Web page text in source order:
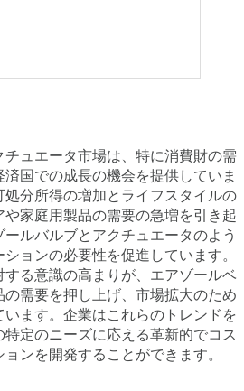
ュエータ市場は、特に消費財の需
国での成長の機会を提供していま
分所得の増加とライフスタイルの
家庭用製品の需要の急増を引き起
ルバルブとアクチュエータのよう
ョンの必要性を促進しています。
る意識の高まりが、エアゾールベ
需要を押し上げ、市場拡大のため
ます。企業はこれらのトレンドを
定のニーズに応える革新的でコス
ンを開発することができます。